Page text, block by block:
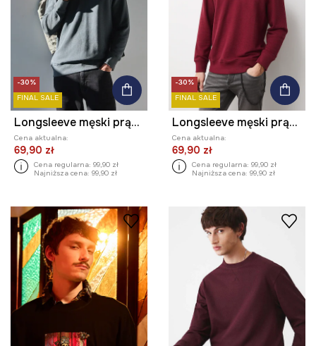
-30%
FINAL SALE
Longsleeve męski prążkowany kolor zielony
Cena aktualna:
69,90 zł
Cena regularna: 99,90 zł
Najniższa cena: 99,90 zł
-30%
FINAL SALE
Longsleeve męski prążkowany kolor bordowy
Cena aktualna:
69,90 zł
Cena regularna: 99,90 zł
Najniższa cena: 99,90 zł